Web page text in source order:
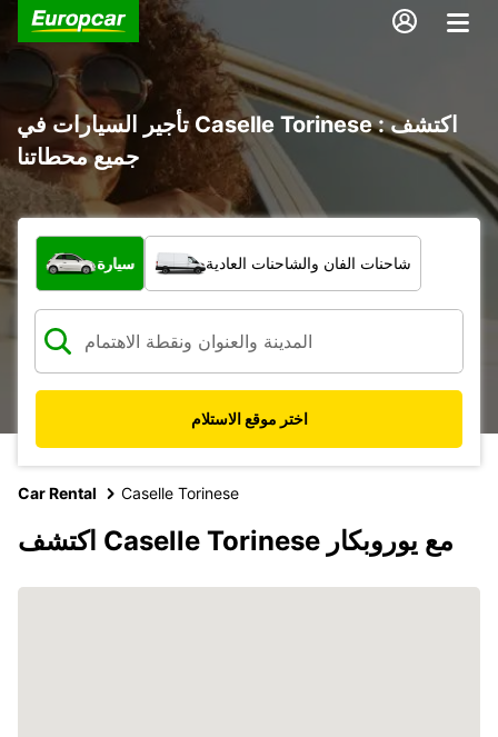
تأجير السيارات في Caselle Torinese : اكتشف
جميع محطاتنا
ما نوع المركبة؟
سيارة شاحنات الفان والشاحنات العادية
اختر موقع الاستلام
Car Rental Caselle Torinese
اكتشف Caselle Torinese مع يوروبكار